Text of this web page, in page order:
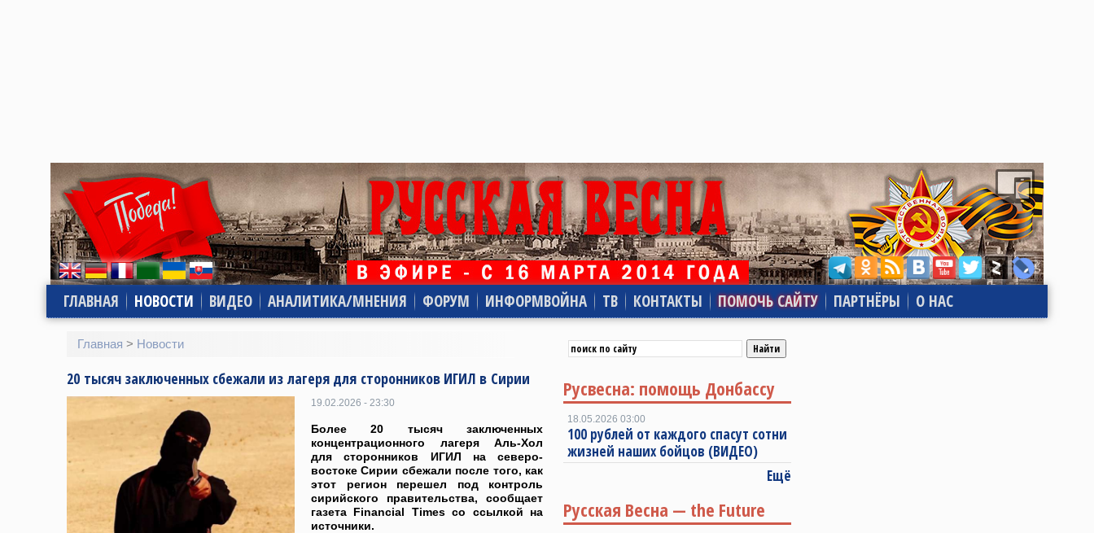
ГЛАВНАЯ НОВОСТИ ВИДЕО АНАЛИТИКА/МНЕНИЯ ФОРУМ ИНФОРМВОЙНА ТВ КОНТАКТЫ ПОМОЧЬ САЙТУ ПАРТНЁРЫ О НАС
Главная > Новости
20 тысяч заключенных сбежали из лагеря для сторонников ИГИЛ в Сирии
19.02.2026 - 23:30
Более 20 тысяч заключенных
концентрационного лагеря Аль-Хол
для сторонников ИГИЛ на северо-
востоке Сирии сбежали после того, как
этот регион перешел под контроль
сирийского правительства, сообщает
газета Financial Times со ссылкой на
источники.
Русвесна: помощь Донбассу
18.05.2026 03:00
100 рублей от каждого спасут сотни
жизней наших бойцов (ВИДЕО)
Ещё
Русская Весна — the Future